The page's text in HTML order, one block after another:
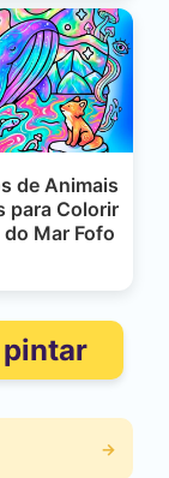
de Animais
para Colorir
Mar Fofo
pintar
→